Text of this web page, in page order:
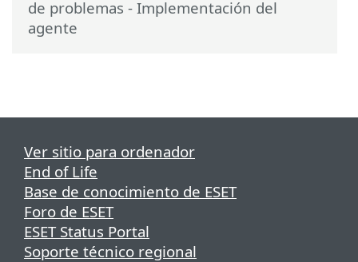
de problemas - Implementación del
agente
Ver sitio para ordenador
End of Life
Base de conocimiento de ESET
Foro de ESET
ESET Status Portal
Soporte técnico regional